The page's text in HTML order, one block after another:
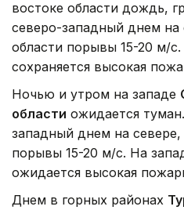
востоке области дождь,
северо-западный днем на
области порывы 15-20 м/
сохраняется высокая
Ночью и утром на западе
области ожидается
западный днем на севере,
порывы 15-20 м/с. На
ожидается высокая
Днем в горных районах